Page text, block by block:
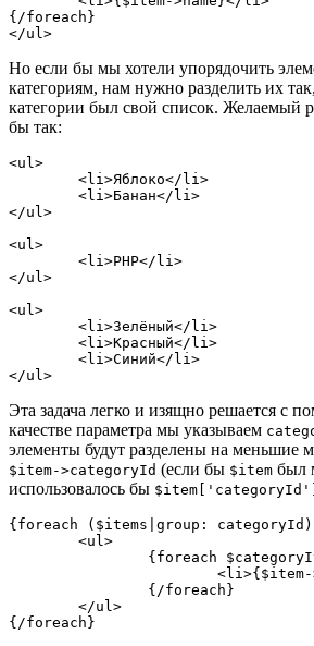
{/foreach}
Но если бы мы хотели упорядочить
категориям, нам нужно разделить их
категории был свой список. Желаемый
бы так:
<ul>
</ul>
<ul>
</ul>
<ul>
Эта задача легко и изящно решается с
качестве параметра мы указываем
элементы будут разделены на меньшие
$item->categoryId (если бы $item был
использовалось бы $item['categoryId']
{foreach ($items|group: